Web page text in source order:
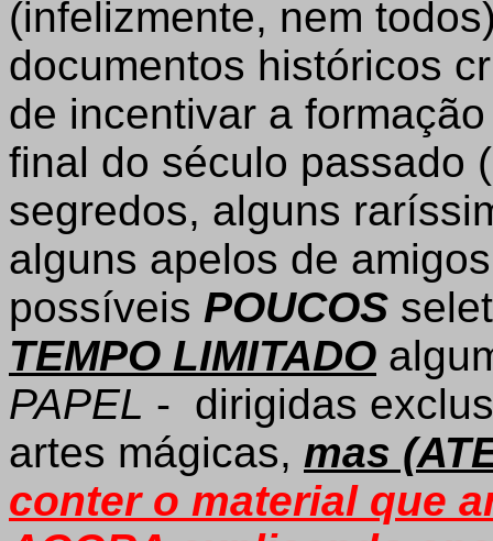
(infelizmente, nem
documentos históricos
de incentivar a
final do século passado
segredos, alguns
alguns apelos de
possíveis POUCOS
TEMPO LIMITADO
PAPEL - dirigidas
artes mágicas, mas
conter o material que